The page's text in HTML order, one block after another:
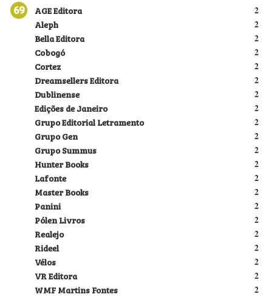
69 2
AGE Editora
2
Aleph
2
Bella Editora
2
Cobogó
2
Cortez
2
Dreamsellers Editora
2
Dublinense
2
Edições de Janeiro
2
Grupo Editorial Letramento
2
Grupo Gen
2
Grupo Summus
2
Hunter Books
2
Lafonte
2
Master Books
2
Panini
2
Pólen Livros
2
Realejo
2
Rideel
2
Vélos
2
VR Editora
2
WMF Martins Fontes